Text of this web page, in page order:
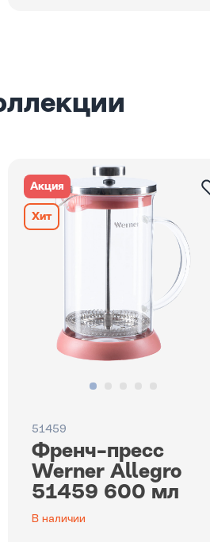
Акция
Хит
51459
Френч-пресс
Werner Allegro
51459 600 мл
В наличии